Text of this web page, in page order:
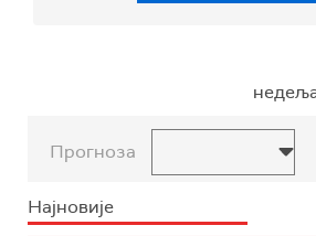
Прогноза
Најновије